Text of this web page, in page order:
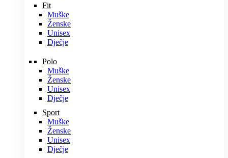
Fit
Muške
Ženske
Unisex
Dječje
Polo
Muške
Ženske
Unisex
Dječje
Sport
Muške
Ženske
Unisex
Dječje